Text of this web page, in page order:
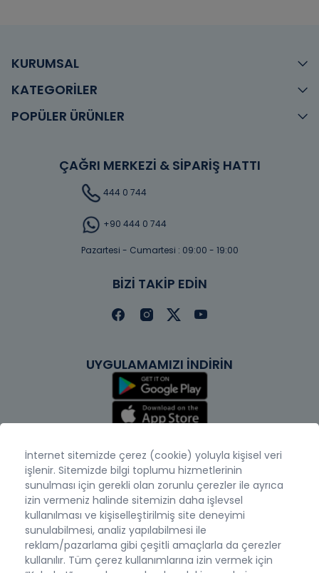
KURUMSAL
KATEGORİLER
POPÜLER ÜRÜNLER
ÇAĞRI MERKEZİ & SİPARİŞ HATTI
444 0 744
+90 444 0 744
Pazartesi - Cumartesi : 09:00 - 19:00
BİZİ TAKİP EDİN
UYGULAMAMIZI İNDİRİN
İnternet sitemizde çerez (cookie) yoluyla kişisel veri
işlenir. Sitemizde bilgi toplumu hizmetlerinin
sunulması için gerekli olan zorunlu çerezler ile ayrıca
izin vermeniz halinde sitemizin daha işlevsel
kullanılması ve kişiselleştirilmiş site deneyimi
sunulabilmesi, analiz yapılabilmesi ile
reklam/pazarlama gibi çeşitli amaçlarla da çerezler
kullanılır. Tüm çerez kullanımlarına izin vermek için